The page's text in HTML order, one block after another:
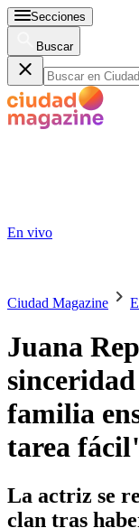
Secciones
Buscar
En vivo
Ciudad Magazine
Juana
familia
tarea
La actriz se
clan tras